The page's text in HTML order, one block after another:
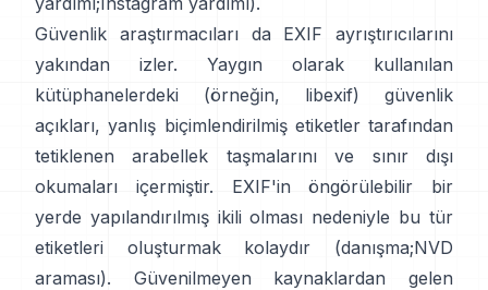
Güvenlik araştırmacıları da EXIF ayrıştırıcılarını
yakından izler. Yaygın olarak kullanılan
kütüphanelerdeki (örneğin, libexif) güvenlik
açıkları, yanlış biçimlendirilmiş etiketler tarafından
tetiklenen arabellek taşmalarını ve sınır dışı
okumaları içermiştir. EXIF'in öngörülebilir bir
yerde yapılandırılmış ikili olması nedeniyle bu tür
etiketleri oluşturmak kolaydır (danışma;NVD
araması). Güvenilmeyen kaynaklardan gelen